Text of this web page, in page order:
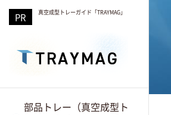
真空成型トレーガイド「TRAYMAG」
部品トレー（真空成型ト
株式会社ナルセ
真空成形におけるTOM工
自動車部品用の真空成型